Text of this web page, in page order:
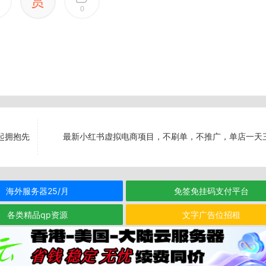
0
拥抱先 最新小红书虚拟电商项目，不刷单，不推广，单店一天
海外服务器25/月 免签免挂码支付平台
各类精品qp资源 文字广告位招租